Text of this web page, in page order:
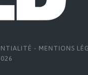
- MENTIONS